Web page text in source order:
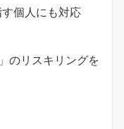
個人にも対応
のリスキリングを